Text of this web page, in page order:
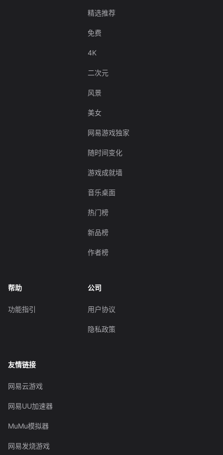
精选推荐
免费
4K
二次元
风景
美女
网易游戏独家
随时间变化
游戏成就墙
音乐桌面
热门榜
新品榜
作者榜
帮助
功能指引
公司
用户协议
隐私政策
友情链接
网易云游戏
网易UU加速器
MuMu模拟器
网易发烧游戏